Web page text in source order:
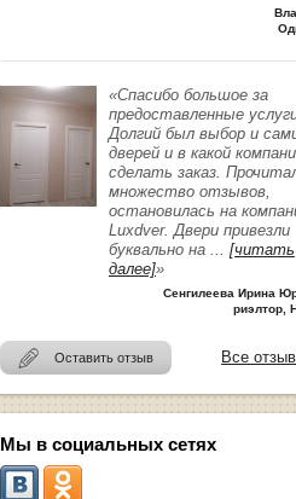
«Спасибо большое за
предоставленные
Долгий был выбор и
дверей и в какой
сделать заказ.
множество отзывов,
остановилась на
Luxdver. Двери привезли
буквально на ... [читать
далее]»
Сенгилеева Ирина
риэлтор,
Оставить отзыв Все
Мы в социальных сетях